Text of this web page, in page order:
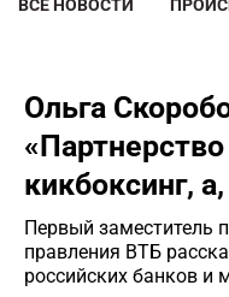
ВСЕ НОВОСТИ
Ольга
кикбоксинг,
Первый заместитель
правления ВТБ
российских банков и